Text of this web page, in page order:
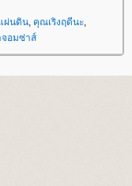
ผ่นดิน, คุณเริงฤดีนะ,
อมซ่าส์